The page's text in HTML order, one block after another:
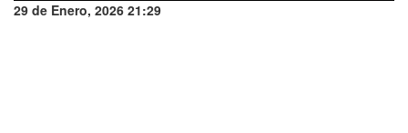
29 de Enero, 2026 21:29